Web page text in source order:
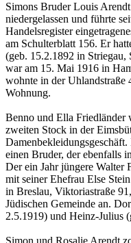
Simons Bruder Louis
niedergelassen und führte
Handelsregister
am Schulterblatt 156. Er
(geb. 15.2.1892 in Striegau,
war am 15. Mai 1916 in
wohnte in der
Wohnung.
Benno und Ella Friedländer
zweiten Stock in der
einen Bruder, der ebenfalls
Der ein Jahr jüngere Walter
mit seiner Ehefrau Else
in Breslau, Viktoriastraße
Jüdischen Gemeinde an.
2.5.1919) und Heinz-Julius
Simon und Rosalie Arendt